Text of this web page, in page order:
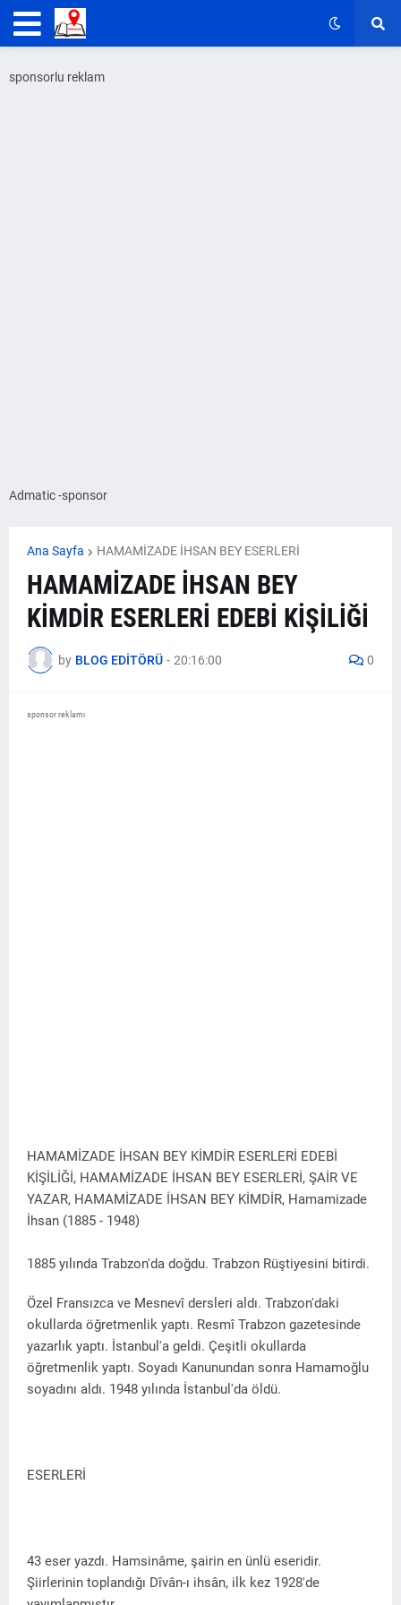
sponsorlu reklam
Admatic -sponsor
Ana Sayfa HAMAMİZADE İHSAN BEY ESERLERİ
HAMAMİZADE İHSAN BEY
KİMDİR ESERLERİ EDEBİ KİŞİLİĞİ
by BLOG EDİTÖRÜ - 20:16:00 0
sponsor reklamı
HAMAMİZADE İHSAN BEY KİMDİR ESERLERİ EDEBİ
KİŞİLİĞİ, HAMAMİZADE İHSAN BEY ESERLERİ, ŞAİR VE
YAZAR, HAMAMİZADE İHSAN BEY KİMDİR, Hamamizade
İhsan (1885 - 1948)
1885 yılında Trabzon'da doğdu. Trabzon Rüştiyesini bitirdi.
Özel Fransızca ve Mesnevî dersleri aldı. Trabzon'daki
okullarda öğretmenlik yaptı. Resmî Trabzon gazetesinde
yazarlık yaptı. İstanbul'a geldi. Çeşitli okullarda
öğretmenlik yaptı. Soyadı Kanunundan sonra Hamamoğlu
soyadını aldı. 1948 yılında İstanbul'da öldü.
ESERLERİ
43 eser yazdı. Hamsinâme, şairin en ünlü eseridir.
Şiirlerinin toplandığı Dîvân-ı ihsân, ilk kez 1928'de